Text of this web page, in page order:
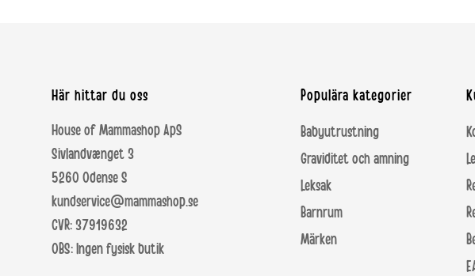
Här hittar du oss
House of Mammashop ApS
Sivlandvænget 3
5260 Odense S
kundservice@mammashop.se
CVR: 37919632
OBS: Ingen fysisk butik
Populära kategorier
Babyutrustning
Graviditet och amning
Leksak
Barnrum
Märken